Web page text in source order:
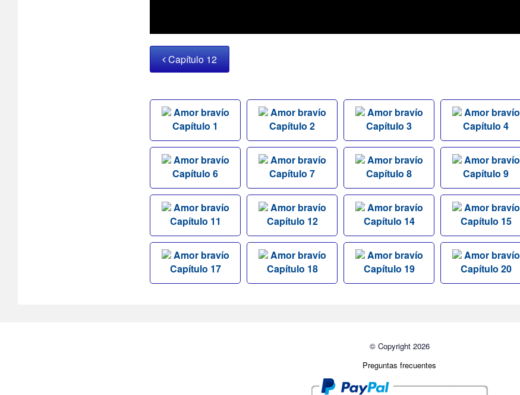
Capítulo 12
Amor bravío
Capítulo 1
Amor bravío
Capítulo 2
Amor bravío
Capítulo 3
Amor bravío
Capítulo 4
Amor bravío
Capítulo 6
Amor bravío
Capítulo 7
Amor bravío
Capítulo 8
Amor bravío
Capítulo 9
Amor bravío
Capítulo 11
Amor bravío
Capítulo 12
Amor bravío
Capítulo 14
Amor bravío
Capítulo 15
Amor bravío
Capítulo 17
Amor bravío
Capítulo 18
Amor bravío
Capítulo 19
Amor bravío
Capítulo 20
© Copyright 2026
Preguntas frecuentes